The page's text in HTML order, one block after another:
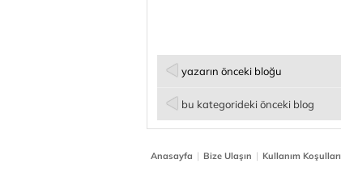
yazarın önceki bloğu
bu kategorideki önceki blog
Anasayfa | Bize Ulaşın | Kullanım Koşulları